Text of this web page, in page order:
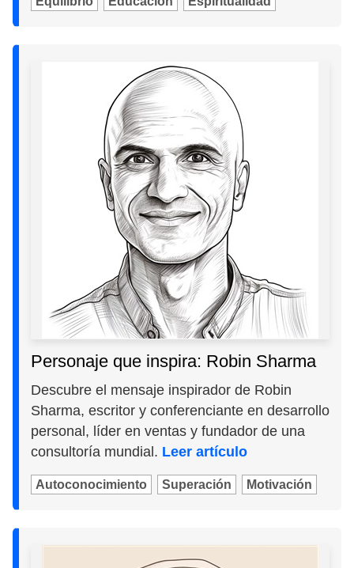
Personaje que inspira: Robin Sharma
Descubre el mensaje inspirador de Robin
Sharma, escritor y conferenciante en desarrollo
personal, líder en ventas y fundador de una
consultoría mundial. Leer artículo
Autoconocimiento Superación Motivación